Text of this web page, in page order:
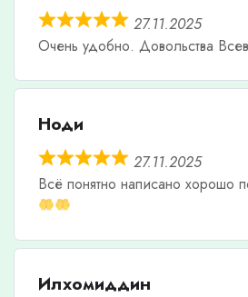
27.11.2025
Очень удобно. Довольства
Ноди
27.11.2025
Всë понятно написано хорошо
Илхомиддин